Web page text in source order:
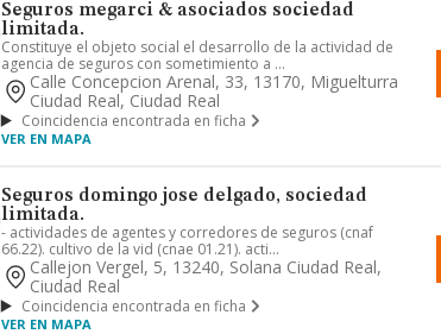
Seguros megarci & asociados sociedad
limitada.
Constituye el objeto social el desarrollo de la actividad de
agencia de seguros con sometimiento a ...
Calle Concepcion Arenal, 33, 13170, Miguelturra
Ciudad Real, Ciudad Real
Coincidencia encontrada en ficha
VER EN MAPA
Seguros domingo jose delgado, sociedad
limitada.
- actividades de agentes y corredores de seguros (cnaf
66.22). cultivo de la vid (cnae 01.21). acti...
Callejon Vergel, 5, 13240, Solana Ciudad Real,
Ciudad Real
Coincidencia encontrada en ficha
VER EN MAPA